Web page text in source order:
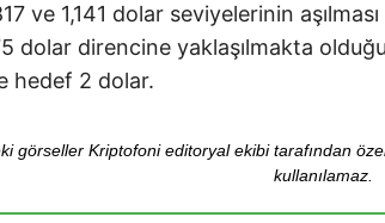
ve 1,141 dolar seviyelerinin
dolar direncine yaklaşılmakta
hedef 2 dolar.
görseller Kriptofoni editoryal ekibi tarafından
kullanılamaz.